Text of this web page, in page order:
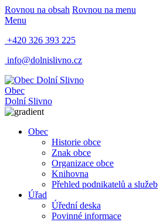
Rovnou na obsah Rovnou na menu
Menu
+420 326 393 225
info@dolnislivno.cz
Obec
Dolní Slivno
Obec
Historie obce
Znak obce
Organizace obce
Knihovna
Přehled podnikatelů a služeb
Úřad
Úřední deska
Povinné informace